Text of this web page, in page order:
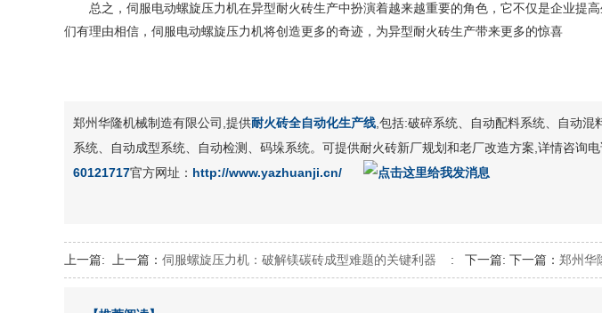
总之，伺服电动螺旋压力机在异型耐火砖生产中扮演着越来越重要的角色，它不仅是企业
们有理由相信，伺服电动螺旋压力机将创造更多的奇迹，为异型耐火砖生产带来更多的惊喜
郑州华隆机械制造有限公司,提供耐火砖全自动化生产线 ,包括:破碎系统、自动配料系统、自动混
系统、自动成型系统、自动检测、码垛系统。可提供耐火砖新厂规划和老厂改造方案,详情咨询电
60121717官方网址： http://www.yazhuanji.cn/
上一篇: 上一篇： 伺服螺旋压力机：破解镁碳砖成型难题的关键利器 : 下一篇: 下一篇： 郑州华